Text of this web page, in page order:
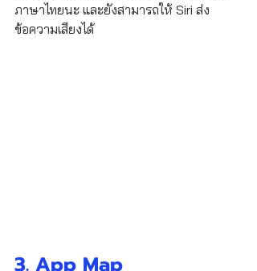
ภาษาไทยนะ และยังสามารถให้ Siri ส่ง
ข้อความเสียงได้
3. App Map